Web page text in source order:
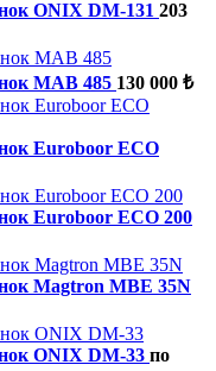
ONIX DM-131 203
MAB 485 130 000 ₺
Euroboor ECO
Euroboor ECO 200
Magtron MBE 35N
ONIX DM-33 по